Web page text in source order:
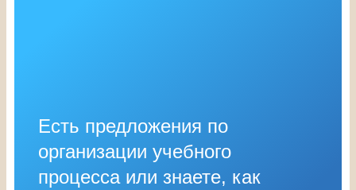
Есть предложения по
организации учебного
процесса или знаете, как